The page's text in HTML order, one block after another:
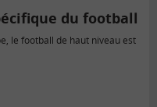
du football
le football de haut niveau est